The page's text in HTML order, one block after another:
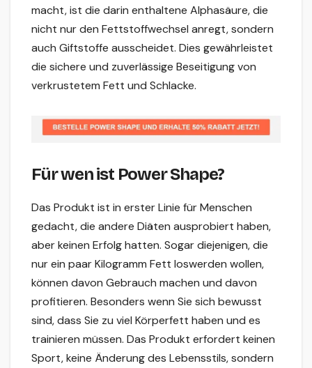
macht, ist die darin enthaltene Alphasäure, die
nicht nur den Fettstoffwechsel anregt, sondern
auch Giftstoffe ausscheidet. Dies gewährleistet
die sichere und zuverlässige Beseitigung von
verkrustetem Fett und Schlacke.
Für wen ist Power Shape?
Das Produkt ist in erster Linie für Menschen
gedacht, die andere Diäten ausprobiert haben,
aber keinen Erfolg hatten. Sogar diejenigen, die
nur ein paar Kilogramm Fett loswerden wollen,
können davon Gebrauch machen und davon
profitieren. Besonders wenn Sie sich bewusst
sind, dass Sie zu viel Körperfett haben und es
trainieren müssen. Das Produkt erfordert keinen
Sport, keine Änderung des Lebensstils, sondern